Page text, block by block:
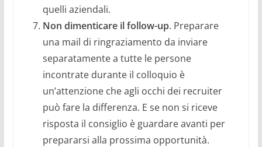
quelli aziendali.
Non dimenticare il follow-up. Preparare
una mail di ringraziamento da inviare
separatamente a tutte le persone
incontrate durante il colloquio è
un’attenzione che agli occhi dei recruiter
può fare la differenza. E se non si riceve
risposta il consiglio è guardare avanti per
prepararsi alla prossima opportunità.